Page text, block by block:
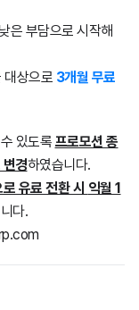
은 부담으로 시작해
대상으로 3개월 무료
있도록 프로모션 종
변경하였습니다.
유료 전환 시 익월 1
다.